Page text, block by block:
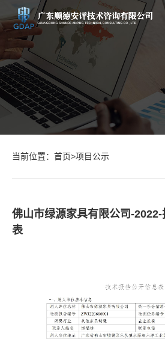
当前位置： 首页>项目公示
佛山市绿源家具有限公司-
表